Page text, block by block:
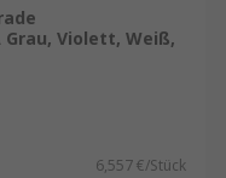
Violett, Weiß,
6,557 €/Stück